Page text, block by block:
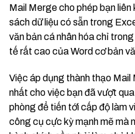
Mail Merge cho phép bạn
sách dữ liệu có sẵn trong
văn bản cá nhân hóa chỉ
tế rất cao của Word cơ bản
Việc áp dụng thành thạo Mail
nhất cho việc bạn đã vượt
phòng để tiến tới cấp độ làm
công cụ cực kỳ mạnh mẽ mà